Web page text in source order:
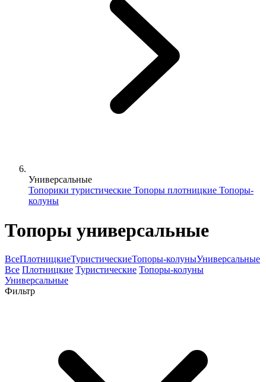
Универсальные
Топорики туристические Топоры плотницкие Топоры-
колуны
Топоры универсальные
ВсеПлотницкиеТуристическиеТопоры-колуныУниверсальные
Все Плотницкие Туристические Топоры-колуны
Универсальные
Фильтр